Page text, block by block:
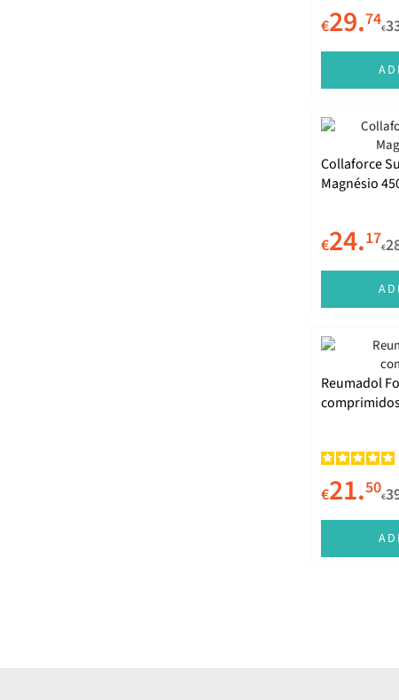
€29.74€
Collaforce
Magnésio
€24.17€
Reumadol
€21.50€